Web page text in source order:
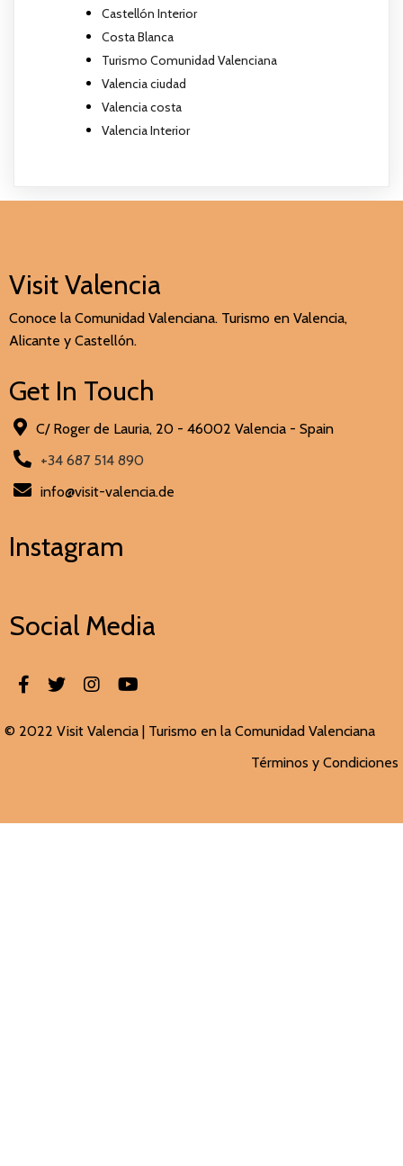
Castellón Interior
Costa Blanca
Turismo Comunidad Valenciana
Valencia ciudad
Valencia costa
Valencia Interior
Visit Valencia
Conoce la Comunidad Valenciana. Turismo en Valencia,
Alicante y Castellón.
Get In Touch
C/ Roger de Lauria, 20 - 46002 Valencia - Spain
+34 687 514 890
info@visit-valencia.de
Instagram
Social Media
© 2022 Visit Valencia | Turismo en la Comunidad Valenciana
Términos y Condiciones